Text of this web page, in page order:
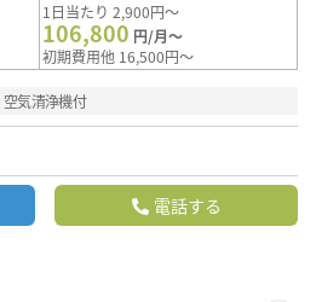
1日当たり 2,900円～
106,800 円/月～
初期費用他 16,500円～
空気清浄機付
電話する